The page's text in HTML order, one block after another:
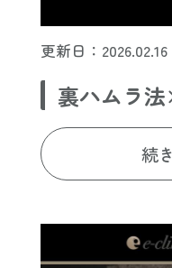
更新日：2026.02.16
裏ハムラ
続